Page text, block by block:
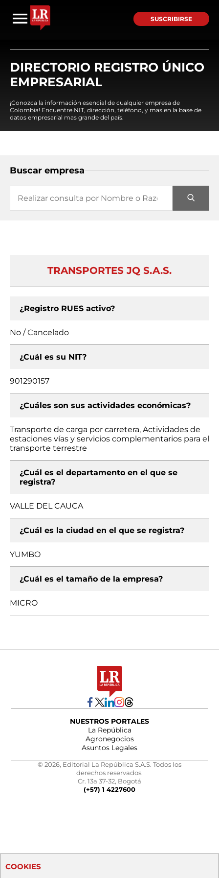
SUSCRIBIRSE
DIRECTORIO REGISTRO ÚNICO
EMPRESARIAL
¡Conozca la información esencial de cualquier empresa de
Colombia! Encuentre NIT, dirección, teléfono, y mas en la base de
datos empresarial mas grande del país.
Buscar empresa
TRANSPORTES JQ S.A.S.
¿Registro RUES activo?
No / Cancelado
¿Cuál es su NIT?
901290157
¿Cuáles son sus actividades económicas?
Transporte de carga por carretera, Actividades de
estaciones vías y servicios complementarios para el
transporte terrestre
¿Cuál es el departamento en el que se
registra?
VALLE DEL CAUCA
¿Cuál es la ciudad en el que se registra?
YUMBO
¿Cuál es el tamaño de la empresa?
MICRO
NUESTROS PORTALES
La República
Agronegocios
Asuntos Legales
© 2026, Editorial La República S.A.S. Todos los
derechos reservados.
Cr. 13a 37-32, Bogotá
(+57) 1 4227600
COOKIES